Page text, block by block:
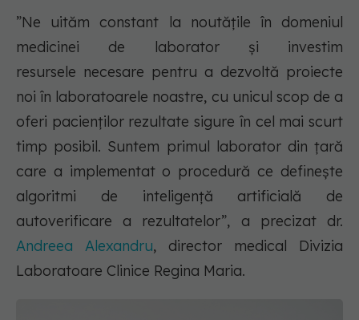
”Ne uităm constant la noutățile în domeniul
medicinei de laborator și investim
resursele necesare pentru a dezvoltă proiecte
noi în laboratoarele noastre, cu unicul scop de a
oferi pacienților rezultate sigure în cel mai scurt
timp posibil. Suntem primul laborator din țară
care a implementat o procedură ce definește
algoritmi de inteligență artificială de
autoverificare a rezultatelor”, a precizat dr.
Andreea Alexandru, director medical Divizia
Laboratoare Clinice Regina Maria.